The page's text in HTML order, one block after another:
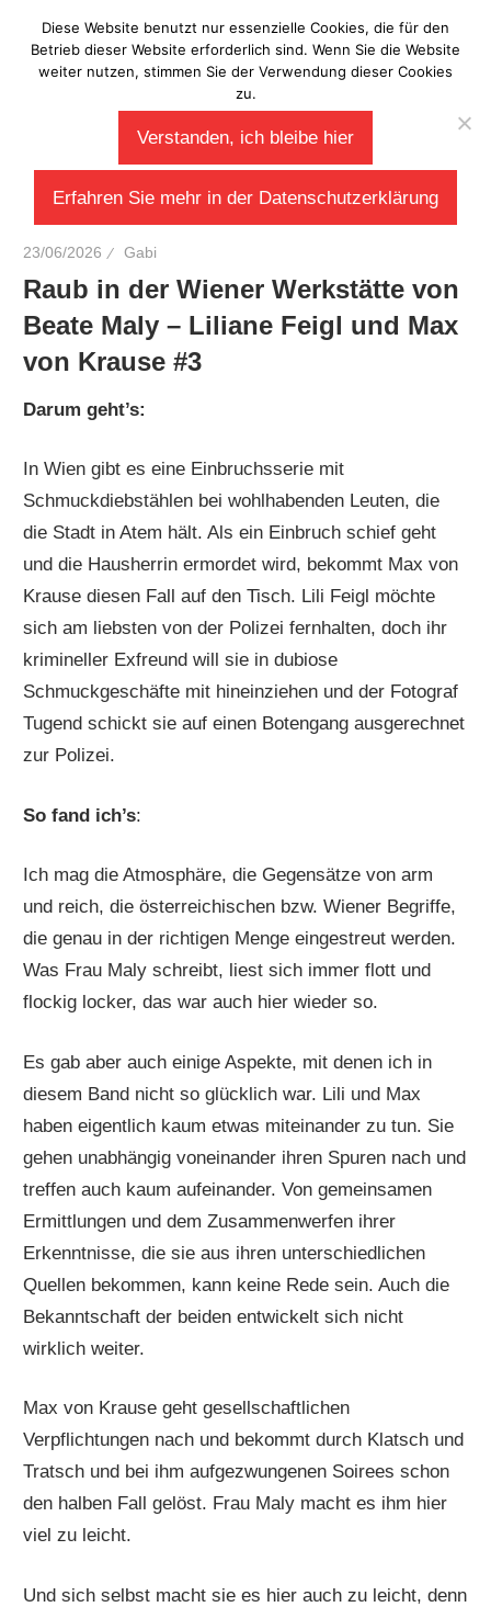
Inhalt
springen
Laberladen
23/06/2026 Gabi
Raub in der Wiener Werkstätte von
Beate Maly – Liliane Feigl und Max
von Krause #3
Darum geht’s:
In Wien gibt es eine Einbruchsserie mit
Schmuckdiebstählen bei wohlhabenden Leuten, die
die Stadt in Atem hält. Als ein Einbruch schief geht
und die Hausherrin ermordet wird, bekommt Max von
Krause diesen Fall auf den Tisch. Lili Feigl möchte
sich am liebsten von der Polizei fernhalten, doch ihr
krimineller Exfreund will sie in dubiose
Schmuckgeschäfte mit hineinziehen und der Fotograf
Tugend schickt sie auf einen Botengang ausgerechnet
zur Polizei.
So fand ich’s:
Ich mag die Atmosphäre, die Gegensätze von arm
und reich, die österreichischen bzw. Wiener Begriffe,
die genau in der richtigen Menge eingestreut werden.
Was Frau Maly schreibt, liest sich immer flott und
flockig locker, das war auch hier wieder so.
Es gab aber auch einige Aspekte, mit denen ich in
diesem Band nicht so glücklich war. Lili und Max
haben eigentlich kaum etwas miteinander zu tun. Sie
gehen unabhängig voneinander ihren Spuren nach und
treffen auch kaum aufeinander. Von gemeinsamen
Ermittlungen und dem Zusammenwerfen ihrer
Erkenntnisse, die sie aus ihren unterschiedlichen
Quellen bekommen, kann keine Rede sein. Auch die
Bekanntschaft der beiden entwickelt sich nicht
wirklich weiter.
Max von Krause geht gesellschaftlichen
Verpflichtungen nach und bekommt durch Klatsch und
Tratsch und bei ihm aufgezwungenen Soirees schon
den halben Fall gelöst. Frau Maly macht es ihm hier
viel zu leicht.
Und sich selbst macht sie es hier auch zu leicht, denn
Diese Website benutzt nur essenzielle Cookies, die für den
Betrieb dieser Website erforderlich sind. Wenn Sie die Website
weiter nutzen, stimmen Sie der Verwendung dieser Cookies
zu.
Verstanden, ich bleibe hier
Erfahren Sie mehr in der Datenschutzerklärung